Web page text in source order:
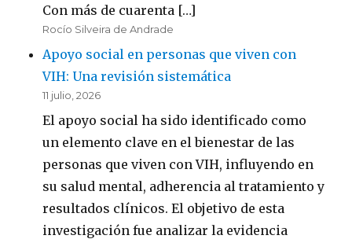
Con más de cuarenta […]
Rocío Silveira de Andrade
Apoyo social en personas que viven con
VIH: Una revisión sistemática
11 julio, 2026
El apoyo social ha sido identificado como
un elemento clave en el bienestar de las
personas que viven con VIH, influyendo en
su salud mental, adherencia al tratamiento y
resultados clínicos. El objetivo de esta
investigación fue analizar la evidencia